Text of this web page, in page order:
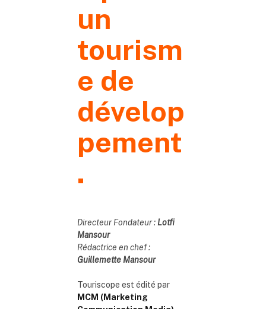
un
tourism
e de
dévelop
pement
.
Directeur Fondateur : Lotfi
Mansour
Rédactrice en chef :
Guillemette Mansour
Touriscope est édité par
MCM (Marketing